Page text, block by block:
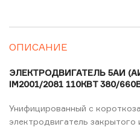
ОПИСАНИЕ
ЭЛЕКТРОДВИГАТЕЛЬ 5АИ
IM2001/2081 110КВТ 380/
Унифицированный с
электродвигатель закрытого